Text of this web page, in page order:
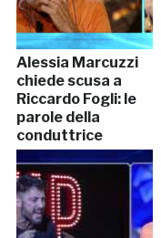
Alessia Marcuzzi
chiede scusa a
Riccardo Fogli: le
parole della
conduttrice